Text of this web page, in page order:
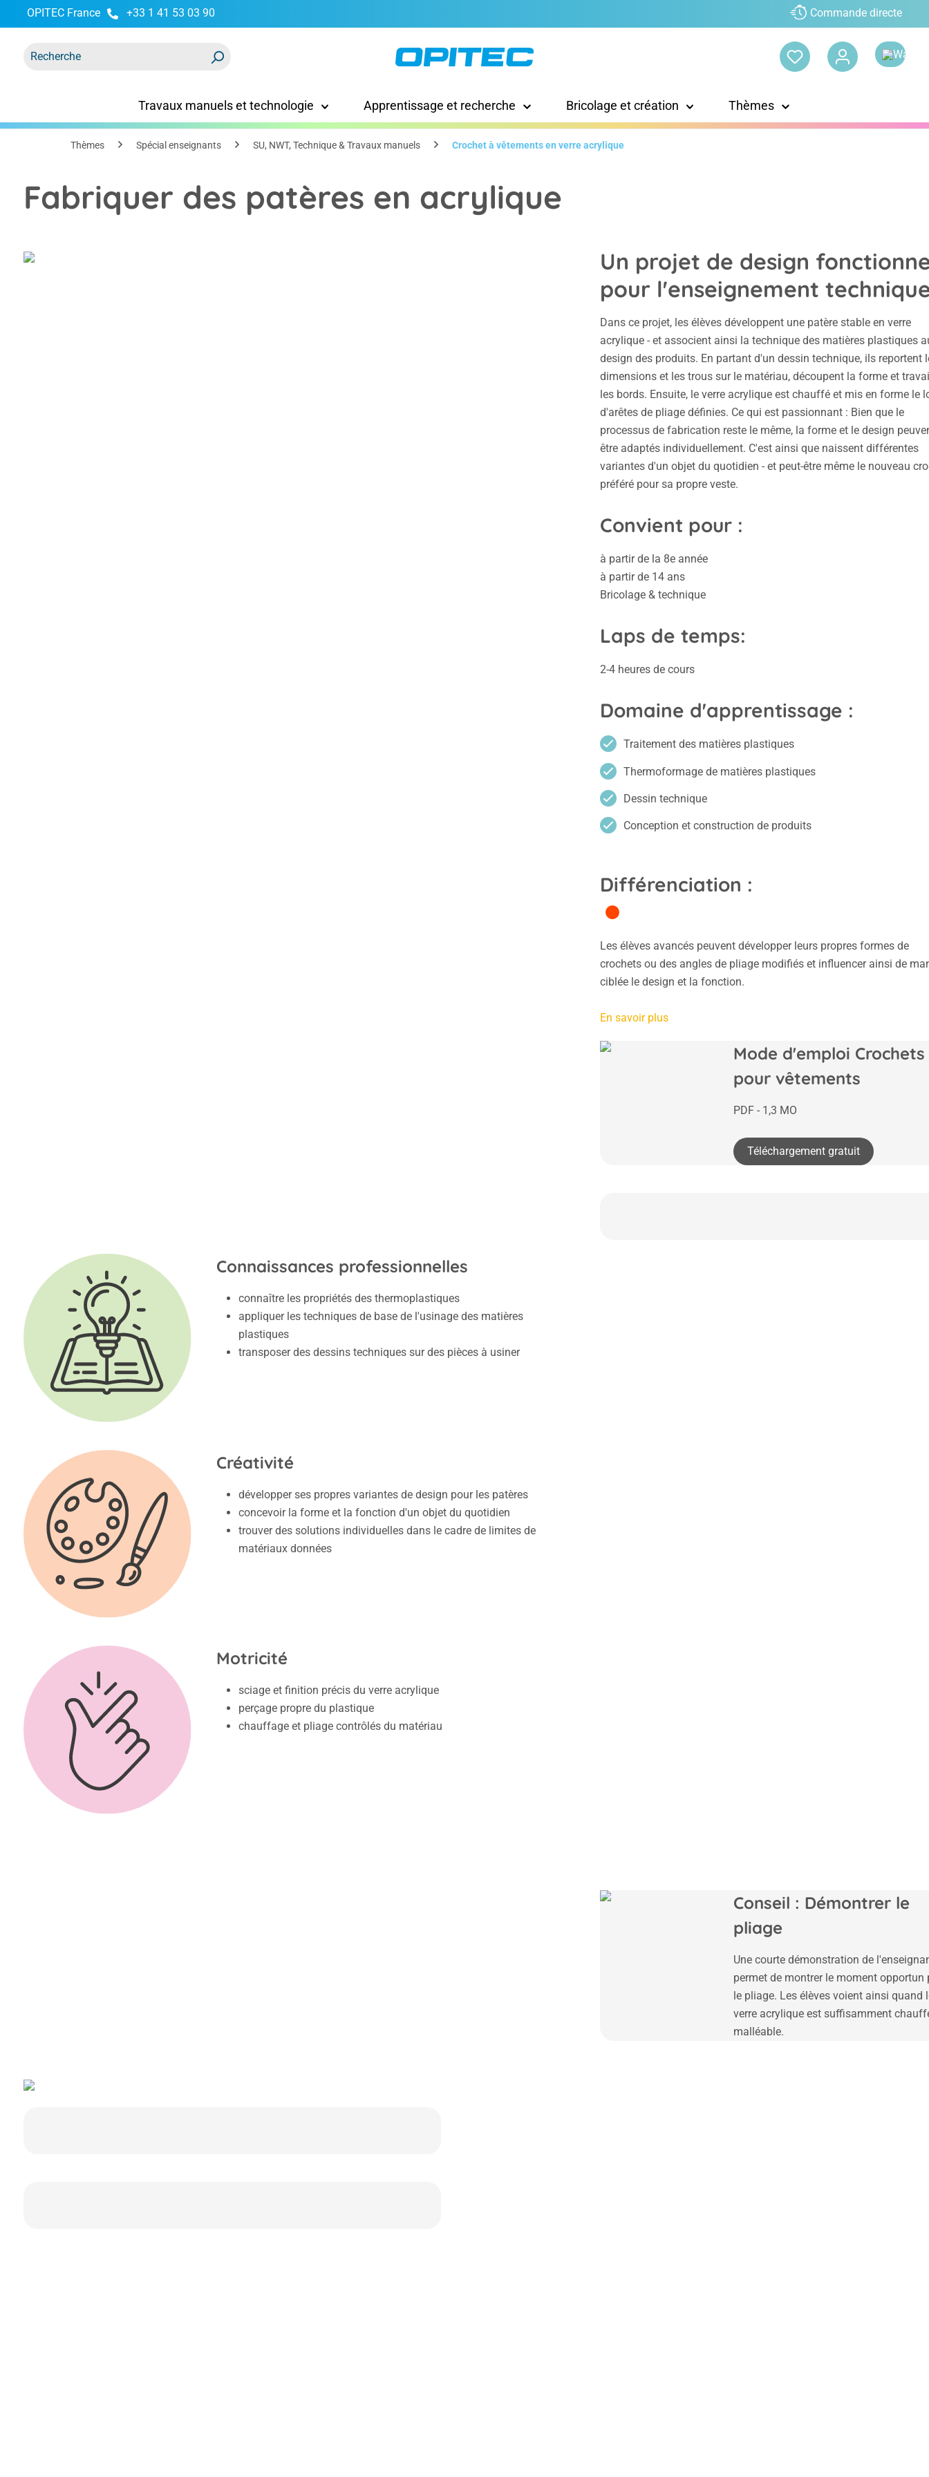
Passer à la navigation principale
OPITEC France +33 1 41 53 03 90 Commande directe
Travaux manuels et technologie Apprentissage et recherche Bricolage et création Thèmes
Thèmes Spécial enseignants SU, NWT, Technique & Travaux manuels Crochet à vêtements en verre acrylique
Fabriquer des patères en acrylique
Un projet de design
pour l'enseignement
Dans ce projet, les élèves développent une patère stable en verre
acrylique - et associent ainsi la technique des matières plastiques
design des produits. En partant d'un dessin technique, ils reportent
dimensions et les trous sur le matériau, découpent la forme et
les bords. Ensuite, le verre acrylique est chauffé et mis en forme le
d'arêtes de pliage définies. Ce qui est passionnant : Bien que le
processus de fabrication reste le même, la forme et le design
être adaptés individuellement. C'est ainsi que naissent différentes
variantes d'un objet du quotidien - et peut-être même le nouveau
préféré pour sa propre veste.
Convient pour :
à partir de la 8e année
à partir de 14 ans
Bricolage & technique
Laps de temps:
2-4 heures de cours
Domaine d'apprentissage :
Traitement des matières plastiques
Thermoformage de matières plastiques
Dessin technique
Conception et construction de produits
Différenciation :
Les élèves avancés peuvent développer leurs propres formes de
crochets ou des angles de pliage modifiés et influencer ainsi de
ciblée le design et la fonction.
En savoir plus
Mode d'emploi Crochets
pour vêtements
PDF - 1,3 MO
Téléchargement gratuit
Connaissances professionnelles
connaître les propriétés des thermoplastiques
appliquer les techniques de base de l'usinage des matières
plastiques
transposer des dessins techniques sur des pièces à usiner
Créativité
développer ses propres variantes de design pour les patères
concevoir la forme et la fonction d'un objet du quotidien
trouver des solutions individuelles dans le cadre de limites de
matériaux données
Motricité
sciage et finition précis du verre acrylique
perçage propre du plastique
chauffage et pliage contrôlés du matériau
Conseil : Démontrer le
pliage
Une courte démonstration de
permet de montrer le moment opportun
le pliage. Les élèves voient ainsi quand
verre acrylique est suffisamment
malléable.